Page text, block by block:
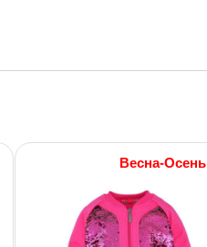
Весна-Осень